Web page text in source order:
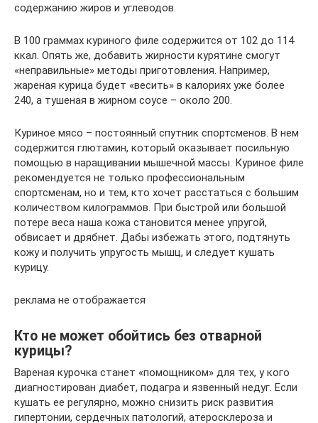
содержанию жиров и углеводов.
В 100 граммах куриного филе содержится от 102 до 114
ккал. Опять же, добавить жирности курятине смогут
«неправильные» методы приготовления. Например,
жареная курица будет «весить» в калориях уже более
240, а тушеная в жирном соусе – около 200.
Куриное мясо – постоянный спутник спортсменов. В нем
содержится глютамин, который оказывает посильную
помощью в наращивании мышечной массы. Куриное филе
рекомендуется не только профессиональным
спортсменам, но и тем, кто хочет расстаться с большим
количеством килограммов. При быстрой или большой
потере веса наша кожа становится менее упругой,
обвисает и дрябнет. Дабы избежать этого, подтянуть
кожу и получить упругость мышц, и следует кушать
курицу.
реклама не отображается
Кто не может обойтись без отварной
курицы?
Вареная курочка станет «помощником» для тех, у кого
диагностирован диабет, подагра и язвенный недуг. Если
кушать ее регулярно, можно снизить риск развития
гипертонии, сердечных патологий, атеросклероза и